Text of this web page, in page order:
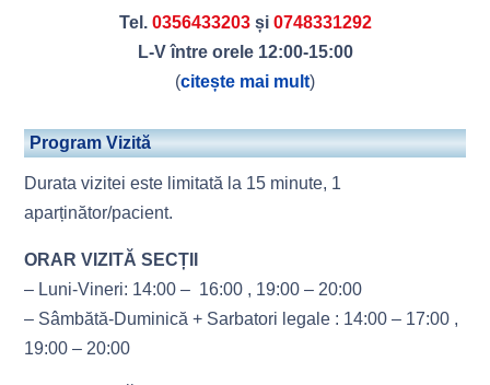
Tel. 0356433203și 0748331292
L-V între orele 12:00-15:00
(citește mai mult)
Program Vizită
Durata vizitei este limitată la 15 minute, 1
aparținător/pacient.
ORAR VIZITĂ SECȚII
– Luni-Vineri: 14:00 – 16:00 , 19:00 – 20:00
– Sâmbătă-Duminică + Sarbatori legale : 14:00 – 17:00 ,
19:00 – 20:00